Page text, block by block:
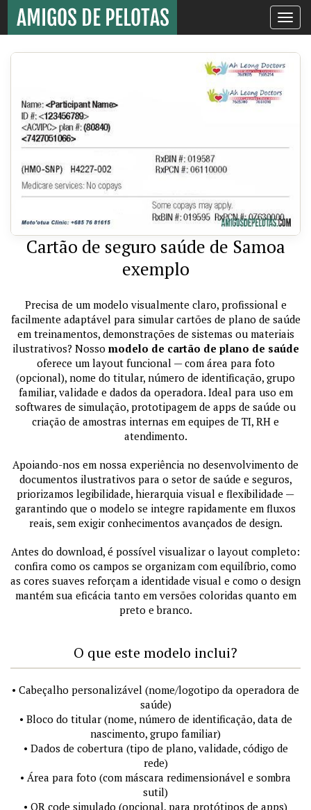
Toggle
Cartão de seguro saúde de Samoa
exemplo
Precisa de um modelo visualmente claro, profissional e
facilmente adaptável para simular cartões de plano de saúde
em treinamentos, demonstrações de sistemas ou materiais
ilustrativos? Nosso modelo de cartão de plano de saúde
oferece um layout funcional — com área para foto
(opcional), nome do titular, número de identificação, grupo
familiar, validade e dados da operadora. Ideal para uso em
softwares de simulação, prototipagem de apps de saúde ou
criação de amostras internas em equipes de TI, RH e
atendimento.
Apoiando-nos em nossa experiência no desenvolvimento de
documentos ilustrativos para o setor de saúde e seguros,
priorizamos legibilidade, hierarquia visual e flexibilidade —
garantindo que o modelo se integre rapidamente em fluxos
reais, sem exigir conhecimentos avançados de design.
Antes do download, é possível visualizar o layout completo:
confira como os campos se organizam com equilíbrio, como
as cores suaves reforçam a identidade visual e como o design
mantém sua eficácia tanto em versões coloridas quanto em
preto e branco.
O que este modelo inclui?
• Cabeçalho personalizável (nome/logotipo da operadora de
saúde)
• Bloco do titular (nome, número de identificação, data de
nascimento, grupo familiar)
• Dados de cobertura (tipo de plano, validade, código de
rede)
• Área para foto (com máscara redimensionável e sombra
sutil)
• QR code simulado (opcional, para protótipos de apps)